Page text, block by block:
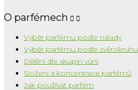
O parfémech  
Výběr parfému podle nálady
Výběr parfému podle zvěrokruhu
Dělění dle skupin vůní
Složení a koncentrace parfémů
Jak používat parfém